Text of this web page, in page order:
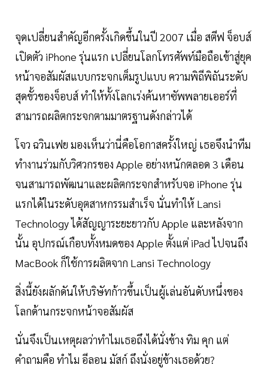
จุดเปลี่ยนสำคัญอีกครั้งเกิดขึ้นในปี 2007 เมื่อ สตีฟ จ็อบส์
เปิดตัว iPhone รุ่นแรก เปลี่ยนโลกโทรศัพท์มือถือเข้าสู่ยุค
หน้าจอสัมผัสแบบกระจกเต็มรูปแบบ ความพิถีพิถันระดับ
สุดขั้วของจ็อบส์ ทำให้ทั้งโลกเร่งค้นหาซัพพลายเออร์ที่
สามารถผลิตกระจกตามมาตรฐานดังกล่าวได้
โจว ฉวินเฟย มองเห็นว่านี่คือโอกาสครั้งใหญ่ เธอจึงนำทีม
ทำงานร่วมกับวิศวกรของ Apple อย่างหนักตลอด 3 เดือน
จนสามารถพัฒนาและผลิตกระจกสำหรับจอ iPhone รุ่น
แรกได้ในระดับอุตสาหกรรมสำเร็จ นั่นทำให้ Lansi
Technology ได้สัญญาระยะยาวกับ Apple และหลังจาก
นั้น อุปกรณ์เกือบทั้งหมดของ Apple ตั้งแต่ iPad ไปจนถึง
MacBook ก็ใช้การผลิตจาก Lansi Technology
สิ่งนี้ยังผลักดันให้บริษัทก้าวขึ้นเป็นผู้เล่นอันดับหนึ่งของ
โลกด้านกระจกหน้าจอสัมผัส
นั่นจึงเป็นเหตุผลว่าทำไมเธอถึงได้นั่งข้าง ทิม คุก แต่
คำถามคือ ทำไม อีลอน มัสก์ ถึงนั่งอยู่ข้างเธอด้วย?